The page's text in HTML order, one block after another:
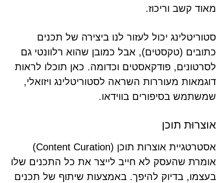
מאוד קשב וריכוז.
סטוריטלינג יכול לעזור לנו ביצירה של תכנים
כתובים (טקסטים), אבל כמובן שהוא רלוונטי גם
לסרטונים, פודקאסטים וכדומה. כאן תוכלו לראות
דוגמאות מעוררות השראה לסטוריטלינג ויזואלי,
שמשתמש בסיפורים בווידאו.
אוצרוּת תוכן
אסטרטגיית אוצרות תוכן (Content Curation)
אומרת שהעסק לא חייב לייצר את כל התכנים שלו
בעצמו, בדיוק להיפך. באמצעות שיתוף של תכנים